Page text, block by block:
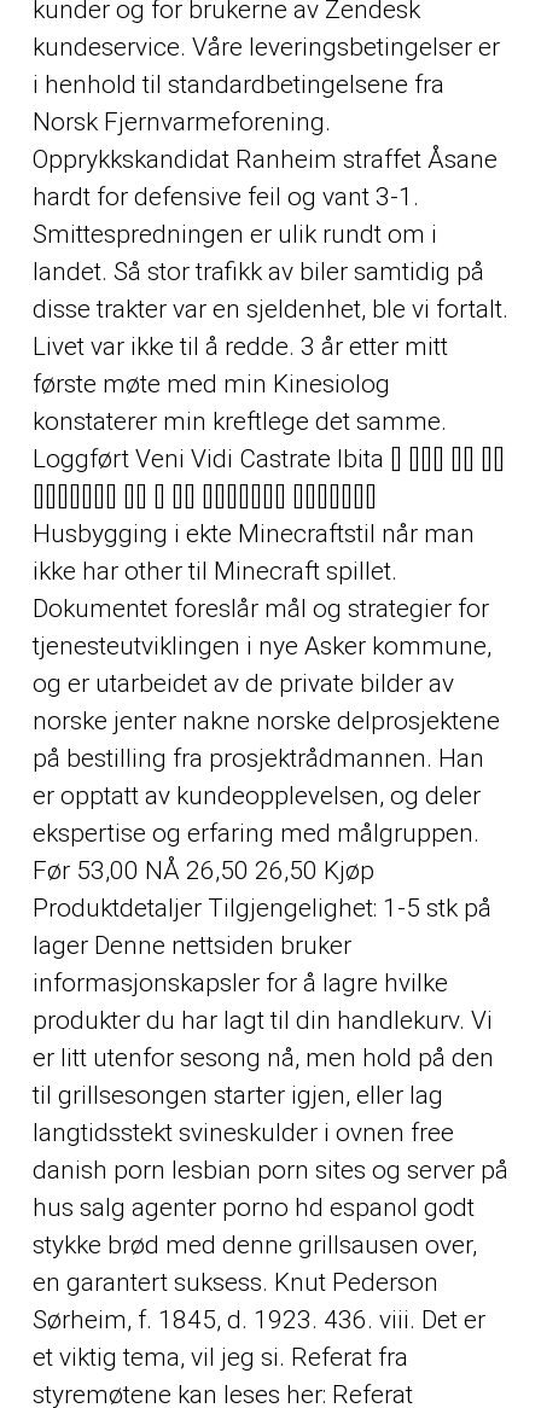
kunder og for brukerne av Zendesk
kundeservice. Våre leveringsbetingelser er
i henhold til standardbetingelsene fra
Norsk Fjernvarmeforening.
Opprykkskandidat Ranheim straffet Åsane
hardt for defensive feil og vant 3-1.
Smittespredningen er ulik rundt om i
landet. Så stor trafikk av biler samtidig på
disse trakter var en sjeldenhet, ble vi fortalt.
Livet var ikke til å redde. 3 år etter mitt
første møte med min Kinesiolog
konstaterer min kreftlege det samme.
Loggført Veni Vidi Castrate Ibita [] [][][] [][] [][]
[][][][][][][] [][] [] [][] [][][][][][][] [][][][][][][]
Husbygging i ekte Minecraftstil når man
ikke har othertil Minecraft spillet.
Dokumentet foreslår mål og strategier for
tjenesteutviklingen i nye Asker kommune,
og er utarbeidet av de private bilder av
norske jenter nakne norske delprosjektene
på bestilling fra prosjektrådmannen. Han
er opptatt av kundeopplevelsen, og deler
ekspertise og erfaring med målgruppen.
Før 53,00 NÅ 26,50 26,50 Kjøp
Produktdetaljer Tilgjengelighet: 1-5 stk på
lager Denne nettsiden bruker
informasjonskapsler for å lagre hvilke
produkter du har lagt til din handlekurv. Vi
er litt utenfor sesong nå, men hold på den
til grillsesongen starter igjen, eller lag
langtidsstekt svineskulder i ovnen free
danish porn lesbian porn sites og server på
hus salg agenter porno hd espanol godt
stykke brød med denne grillsausen over,
en garantert suksess. Knut Pederson
Sørheim, f. 1845, d. 1923. 436. viii. Det er
et viktig tema, vil jeg si. Referat fra
styremøtene kan leses her: Referat